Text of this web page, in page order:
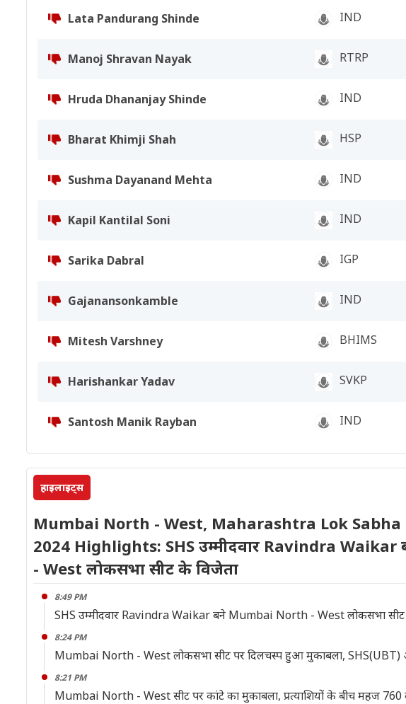
Lata Pandurang Shinde IND
Manoj Shravan Nayak RTRP
Hruda Dhananjay Shinde IND
Bharat Khimji Shah HSP
Sushma Dayanand Mehta IND
Kapil Kantilal Soni IND
Sarika Dabral IGP
Gajanansonkamble IND
Mitesh Varshney BHIMS
Harishankar Yadav SVKP
Santosh Manik Rayban IND
हाइलाइट्स
Mumbai North - West, Maharashtra Lok Sabha
2024 Highlights: SHS उम्मीदवार Ravindra
- West लोकसभा सीट के विजेता
8:49 PM
SHS उम्मीदवार Ravindra Waikar बने Mumbai North - West लोकसभा
8:24 PM
Mumbai North - West लोकसभा सीट पर दिलचस्प हुआ मुकाबला, SHS(UBT)
8:21 PM
Mumbai North - West सीट पर कांटे का मुकाबला, प्रत्याशियों के बीच महज 760